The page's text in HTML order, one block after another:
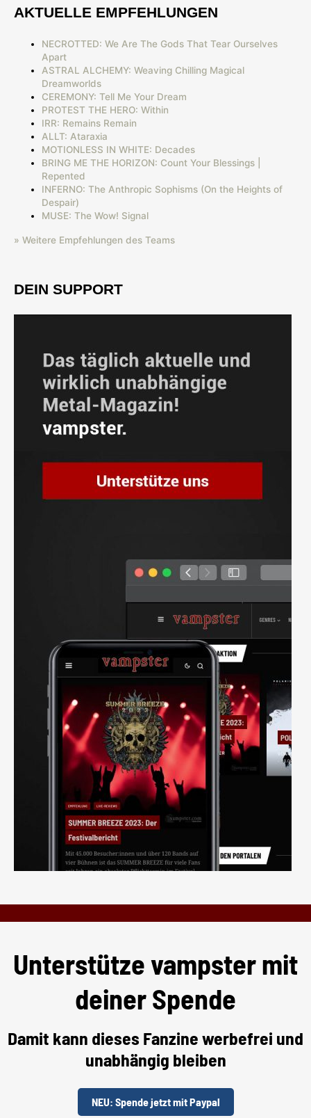
AKTUELLE EMPFEHLUNGEN
NECROTTED: We Are The Gods That Tear Ourselves
Apart
ASTRAL ALCHEMY: Weaving Chilling Magical
Dreamworlds
CEREMONY: Tell Me Your Dream
PROTEST THE HERO: Within
IRR: Remains Remain
ALLT: Ataraxia
MOTIONLESS IN WHITE: Decades
BRING ME THE HORIZON: Count Your Blessings |
Repented
INFERNO: The Anthropic Sophisms (On the Heights of
Despair)
MUSE: The Wow! Signal
» Weitere Empfehlungen des Teams
DEIN SUPPORT
Unterstütze vampster mit
deiner Spende
Damit kann dieses Fanzine werbefrei und
unabhängig bleiben
NEU: Spende jetzt mit Paypal